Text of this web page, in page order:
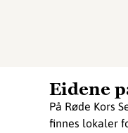
Eidene
På Røde Kors
finnes lokaler